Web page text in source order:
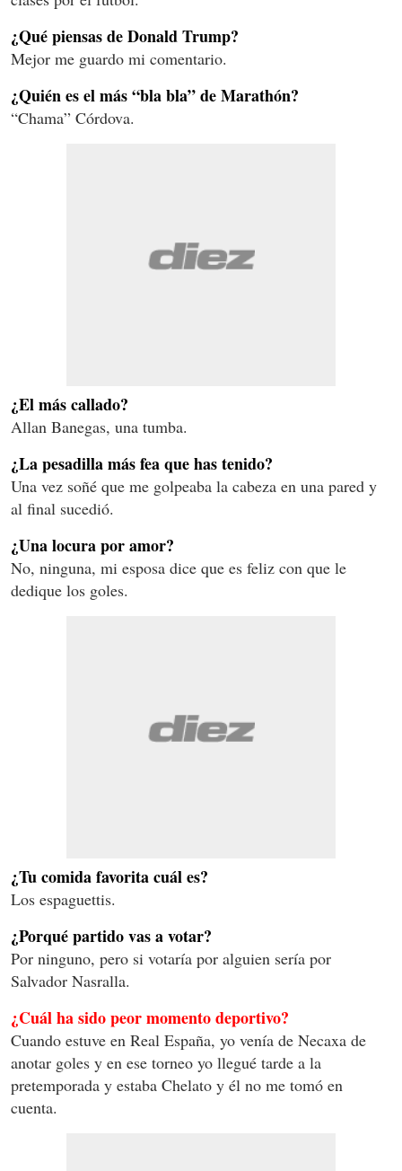
¿Qué piensas de Donald Trump?
Mejor me guardo mi comentario.
¿Quién es el más “bla bla” de Marathón?
“Chama” Córdova.
¿El más callado?
Allan Banegas, una tumba.
¿La pesadilla más fea que has tenido?
Una vez soñé que me golpeaba la cabeza en una pared y
al final sucedió.
¿Una locura por amor?
No, ninguna, mi esposa dice que es feliz con que le
dedique los goles.
¿Tu comida favorita cuál es?
Los espaguettis.
¿Porqué partido vas a votar?
Por ninguno, pero si votaría por alguien sería por
Salvador Nasralla.
¿Cuál ha sido peor momento deportivo?
Cuando estuve en Real España, yo venía de Necaxa de
anotar goles y en ese torneo yo llegué tarde a la
pretemporada y estaba Chelato y él no me tomó en
cuenta.